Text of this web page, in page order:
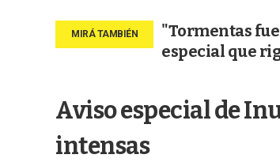
"Tormentas
especial que
Aviso especial de
intensas